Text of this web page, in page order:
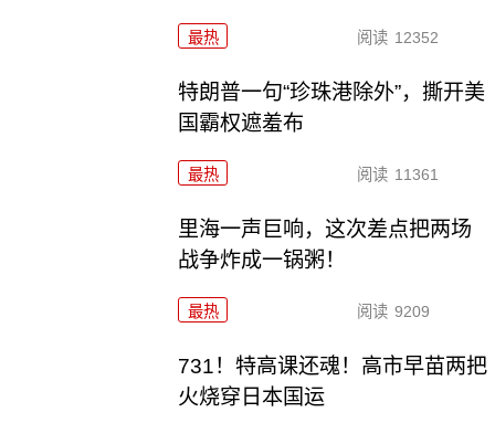
最热 阅读 12352
特朗普一句“珍珠港除外”，撕开美
国霸权遮羞布
最热 阅读 11361
里海一声巨响，这次差点把两场
战争炸成一锅粥！
最热 阅读 9209
731！特高课还魂！高市早苗两把
火烧穿日本国运